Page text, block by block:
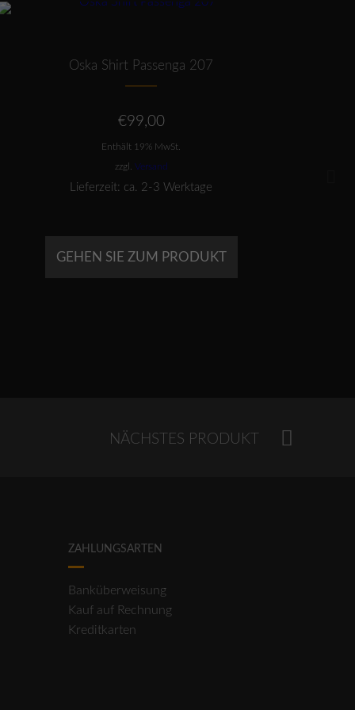
Oska Shirt Passenga 207
€99,00
Enthält 19% MwSt.
zzgl. Versand
Lieferzeit: ca. 2-3 Werktage
GEHEN SIE ZUM PRODUKT
NÄCHSTES PRODUKT
ZAHLUNGSARTEN
Banküberweisung
Kauf auf Rechnung
Kreditkarten